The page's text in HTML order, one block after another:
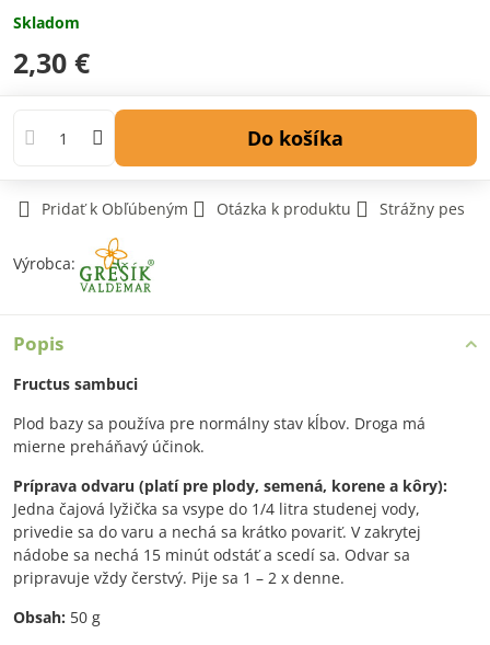
Skladom
2,30 €
Do košíka
Pridať k Obľúbeným Otázka k produktu Strážny pes
Výrobca:
Popis
Fructus sambuci
Plod bazy sa používa pre normálny stav kĺbov. Droga má
mierne preháňavý účinok.
Príprava odvaru (platí pre plody, semená, korene a kôry):
Jedna čajová lyžička sa vsype do 1/4 litra studenej vody,
privedie sa do varu a nechá sa krátko povariť. V zakrytej
nádobe sa nechá 15 minút odstáť a scedí sa. Odvar sa
pripravuje vždy čerstvý. Pije sa 1 – 2 x denne.
Obsah: 50 g